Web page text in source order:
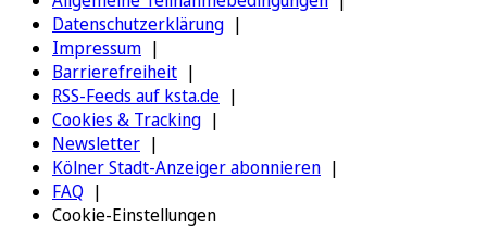
Datenschutzerklärung
Impressum
Barrierefreiheit
RSS-Feeds auf ksta.de
Cookies & Tracking
Newsletter
Kölner Stadt-Anzeiger abonnieren
FAQ
Cookie-Einstellungen